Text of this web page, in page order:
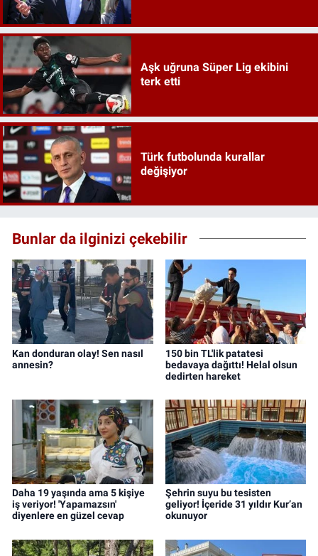
Aşk uğruna Süper Lig ekibini
terk etti
Türk futbolunda kurallar
değişiyor
Bunlar da ilginizi çekebilir
Kan donduran olay! Sen nasıl
annesin?
150 bin TL'lik patatesi
bedavaya dağıttı! Helal olsun
dedirten hareket
Daha 19 yaşında ama 5 kişiye
iş veriyor! 'Yapamazsın'
diyenlere en güzel cevap
Şehrin suyu bu tesisten
geliyor! İçeride 31 yıldır Kur’an
okunuyor